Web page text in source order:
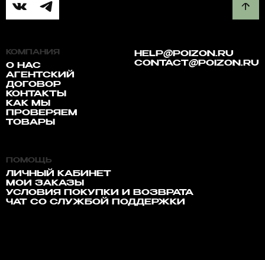
КОМПАНИЯ
О НАС
АГЕНТСКИЙ
ДОГОВОР
КОНТАКТЫ
КАК МЫ
ПРОВЕРЯЕМ
ТОВАРЫ
HELP@POIZON.RU
CONTACT@POIZON.RU
ПОМОЩЬ
ЛИЧНЫЙ КАБИНЕТ
МОИ ЗАКАЗЫ
УСЛОВИЯ ПОКУПКИ И ВОЗВРАТА
ЧАТ СО СЛУЖБОЙ ПОДДЕРЖКИ